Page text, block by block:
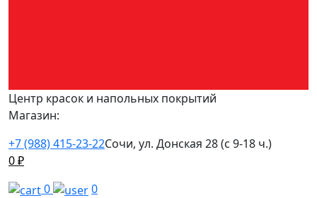
Центр красок и напольных покрытий
Магазин:
+7 (988) 415-23-22Сочи, ул. Донская 28 (с 9-18 ч.)
0₽
0
0